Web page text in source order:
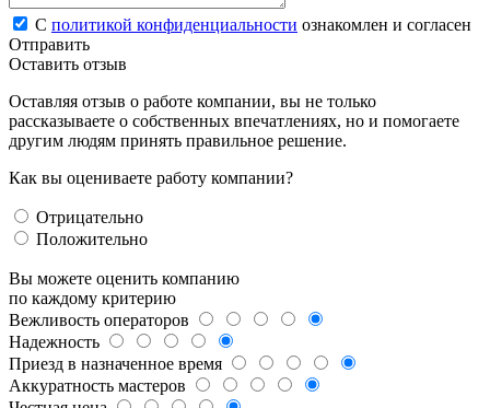
С политикой конфиденциальности ознакомлен и согласен
Отправить
Оставить отзыв
Оставляя отзыв о работе компании, вы не только
рассказываете о собственных впечатлениях, но и помогаете
другим людям принять правильное решение.
Как вы оцениваете работу компании?
Отрицательно
Положительно
Вы можете оценить компанию
по каждому критерию
Вежливость операторов
Надежность
Приезд в назначенное время
Аккуратность мастеров